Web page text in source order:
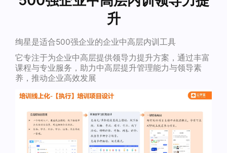
升
绚星是适合500强企业的企业中高层内训工具
它专注于为企业中高层提供领导力提升方案，通过丰富
课程与专业服务，助力中高层提升管理能力与领导素
养，推动企业高效发展